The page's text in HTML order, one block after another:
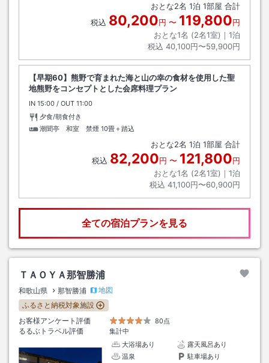
おとな2名 1泊 1部屋 合計
税込 80,200円 〜 119,800円
おとな1名 (2名1室)｜ 1泊
税込 40,100円〜59,900円
【早期60】熊野で育まれた海と山の幸の食材を使用した聖
地熊野をコンセプトとした会席料理プラン
IN チェックイン
15:00 / OUT チェックアウト
11:00
夕食/朝食付き
潮聞亭 和室 禁煙 10畳＋踏込
おとな2名 1泊 1部屋 合計
税込 82,200円 〜 121,800円
おとな1名 (2名1室)｜ 1泊
税込 41,100円〜60,900円
全ての宿泊プランを見る
ＴＡＯＹＡ那智勝浦
和歌山県 那智勝浦
地図
ふるさと納税対象施設
お客様アンケート評価
80点
るるぶトラベル評価
集計中
大浴場あり
露天風呂あり
温泉
駐車場あり